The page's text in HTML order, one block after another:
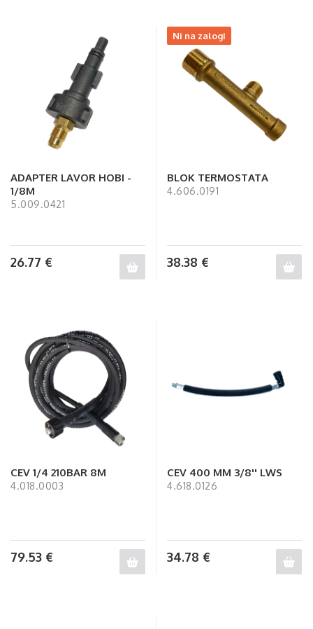
ADAPTER LAVOR HOBI -
1/8M
5.009.0421
26.77 €
Ni na zalogi
BLOK TERMOSTATA
4.606.0191
38.38 €
CEV 1/4 210BAR 8M
4.018.0003
79.53 €
CEV 400 MM 3/8'' LWS
4.618.0126
34.78 €